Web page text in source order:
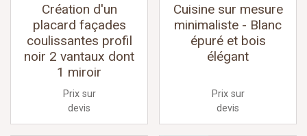
Création d'un
placard façades
coulissantes profil
noir 2 vantaux dont
1 miroir
Prix sur
devis
Cuisine sur mesure
minimaliste - Blanc
épuré et bois
élégant
Prix sur
devis